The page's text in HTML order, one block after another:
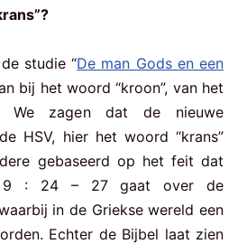
studie “De man Gods en een
bij het woord “kroon”, van het
We zagen dat de nieuwe
HSV, hier het woord “krans”
gebaseerd op het feit dat
9 : 24 – 27 gaat over de
in de Griekse wereld een
Echter de Bijbel laat zien